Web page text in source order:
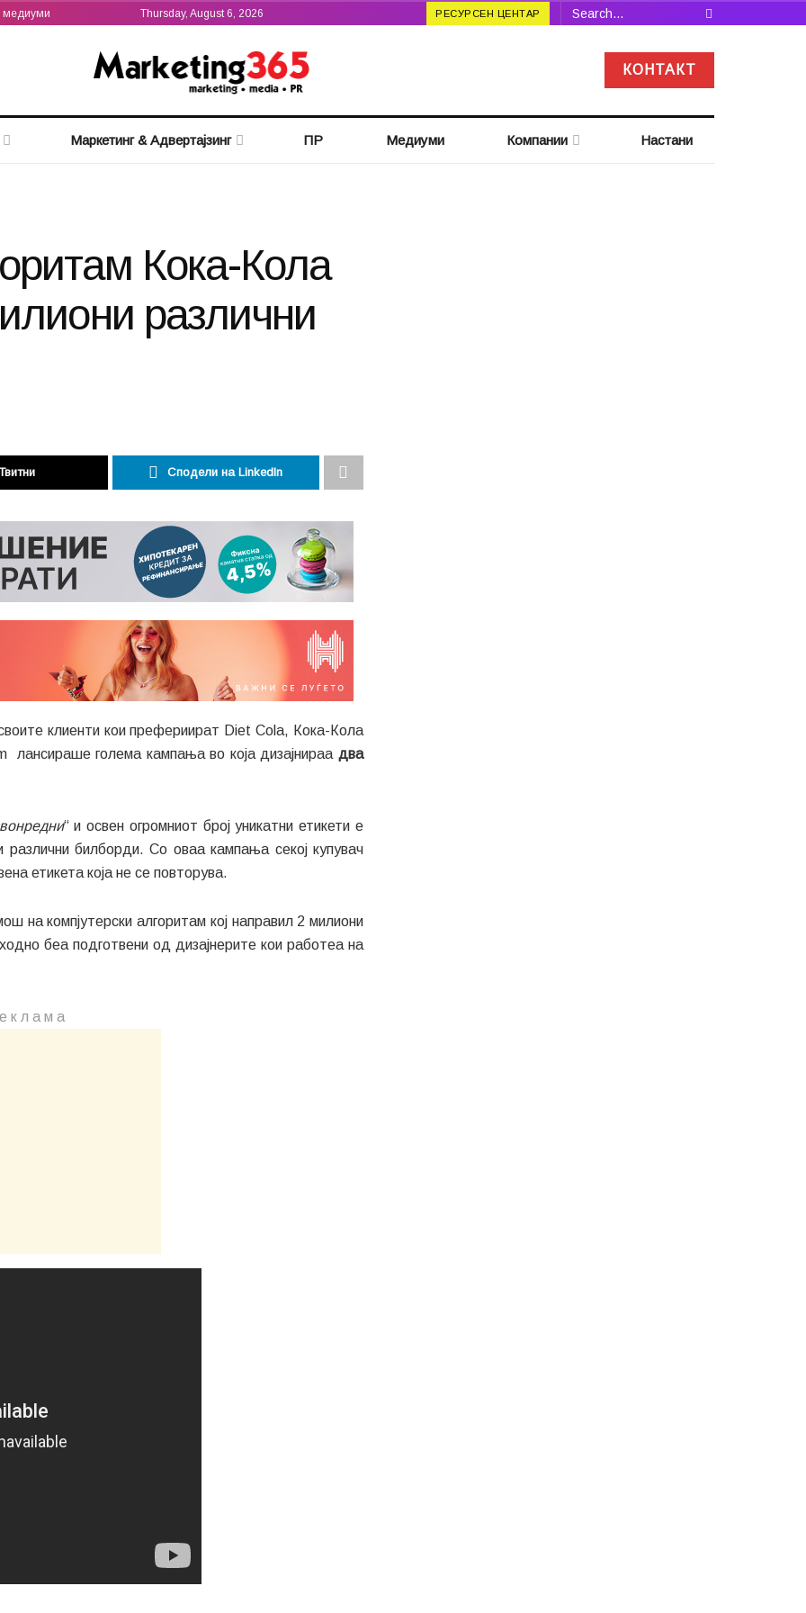
медиуми Thursday, August 6, 2026 РЕСУРСЕН ЦЕНТАР
КОНТАКТ
Маркетинг & Адвертајзинг ПР Медиуми Компании Настани
Кока-Кола
различни
Сподели на LinkedIn
клиенти кои префериират Diet Cola, Кока-Кола
лансираше голема кампања во која дизајнираа два
“ и освен огромниот број уникатни етикети е
билборди. Со оваа кампања секој купувач
етикета која не се повторува.
на компјутерски алгоритам кој направил 2 милиони
беа подготвени од дизајнерите кои работеа на
к л а м a